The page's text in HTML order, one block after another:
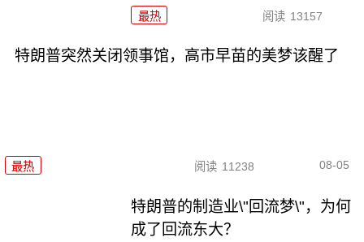
最热 阅读 13157
特朗普突然关闭领事馆，高市早苗的美梦该醒了
最热 阅读 11238 08-05
特朗普的制造业\"回流梦\"，为何
成了回流东大？